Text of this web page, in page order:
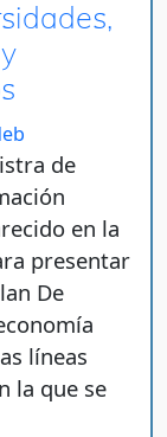
de
en la
presentar
De
líneas
la que se